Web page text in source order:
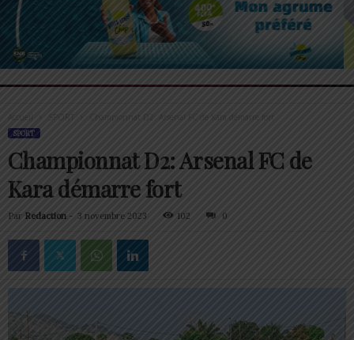
Accueil Championnat D2: Arsenal FC de Kara démarre fort
SPORT
Championnat D2: Arsenal FC de
Kara démarre fort
Par Redaction - 3 novembre 2023 102 0